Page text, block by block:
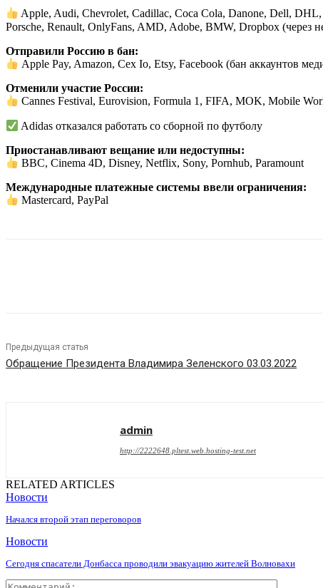
Apple, Audi, Chevrolet, Cadillac, Coca Cola, Danone, Dell,
Porsche, Renault, OnlyFans, AMD, Adobe, BMW, Dropbox (через
Отправили Россию в бан:
Apple Pay, Amazon, Cex Io, Etsy, Facebook (бан аккаунтов
Отменили участие России:
Cannes Festival, Eurovision, Formula 1, FIFA, MOK, Mobile
Adidas отказался работать со сборной по футболу
Приостанавливают вещание или недоступны:
BBC, Cinema 4D, Disney, Netflix, Sony, Pornhub, Paramount
Международные платежные системы ввели ограничения:
Mastercard, PayPal
Предыдущая статья
Обращение Президента Владимира Зеленского 03.03.2022
admin
http://2222648.pltest.web.hosting-test.net
RELATED ARTICLES
Новости
Начался второй этап переговоров
Новости
Сегодня спасатели Донбасса проводили эвакуацию жителей Волновахи